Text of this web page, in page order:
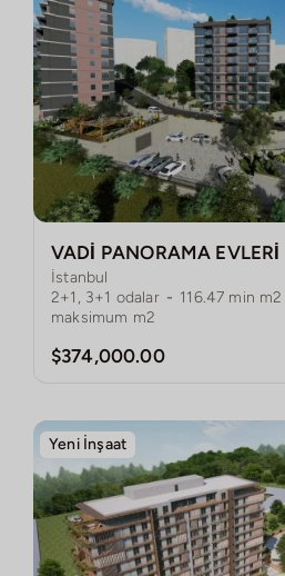
VADİ PANORAMA EVLERİ
İstanbul
2+1, 3+1 odalar - 116.47 min m2
maksimum m2
$374,000.00
Yeni İnşaat